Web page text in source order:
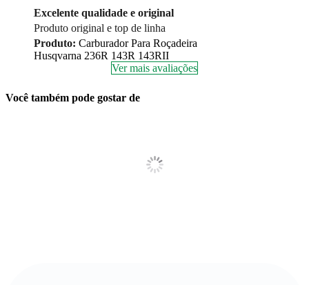
Excelente qualidade e original
Produto original e top de linha
Produto: Carburador Para Roçadeira
Husqvarna 236R 143R 143RII
Ver mais avaliações
Você também pode gostar de